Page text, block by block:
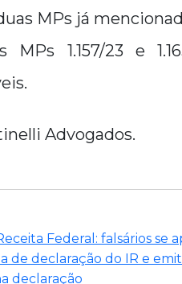
MPs já
MPs 1.157/23 e
Advogados.
Federal: falsários se
de declaração do IR e
declaração